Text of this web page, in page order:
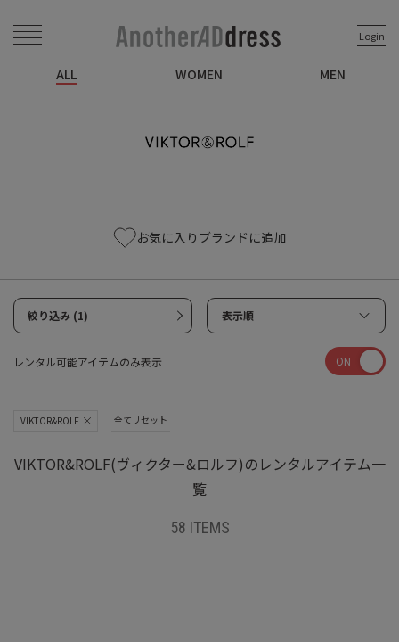
Login
ALL WOMEN MEN
お気に入りブランドに追加
絞り込み (1) 表示順
レンタル可能アイテムのみ表示 ON
VIKTOR&ROLF 全てリセット
VIKTOR&ROLF(ヴィクター&ロルフ)のレンタルアイテム一
覧
58 ITEMS